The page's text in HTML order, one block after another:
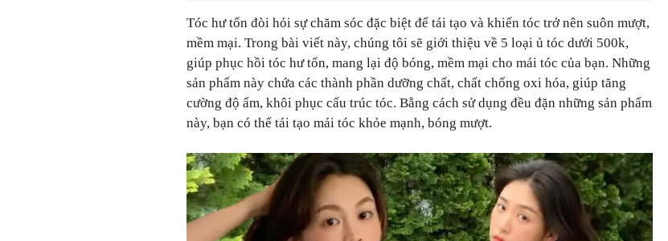
Tóc hư tổn đòi hỏi sự chăm sóc đặc biệt để tái tạo và khiến tóc trở nên suôn mượt,
mềm mại. Trong bài viết này, chúng tôi sẽ giới thiệu về 5 loại ủ tóc dưới 500k,
giúp phục hồi tóc hư tổn, mang lại độ bóng, mềm mại cho mái tóc của bạn. Những
sản phẩm này chứa các thành phần dưỡng chất, chất chống oxi hóa, giúp tăng
cường độ ẩm, khôi phục cấu trúc tóc. Bằng cách sử dụng đều đặn những sản phẩm
này, bạn có thể tái tạo mái tóc khỏe mạnh, bóng mượt.